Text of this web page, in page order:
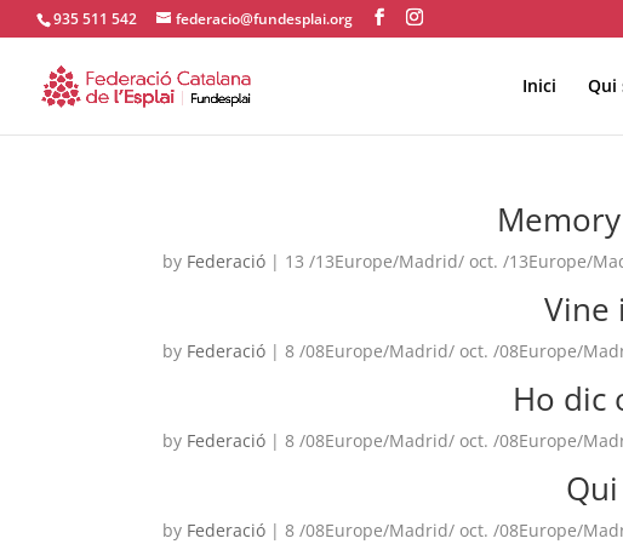
935 511 542 federacio@fundesplai.org
Inici Qui
by Federació | 13 /13Europe/Madrid/ oct. /13Europe/
Vine
by Federació |8 /08Europe/Madrid/ oct. /08Europe/
Ho dic
by Federació |8 /08Europe/Madrid/ oct. /08Europe/
by Federació |8 /08Europe/Madrid/ oct. /08Europe/
ACTIVITATS D'ESTIU
ACCIÓ
Missió i valors